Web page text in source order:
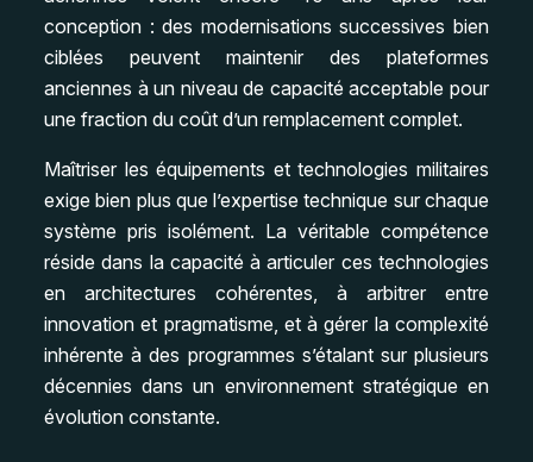
conception : des modernisations successives bien
ciblées peuvent maintenir des plateformes
anciennes à un niveau de capacité acceptable pour
une fraction du coût d’un remplacement complet.
Maîtriser les équipements et technologies militaires
exige bien plus que l’expertise technique sur chaque
système pris isolément. La véritable compétence
réside dans la capacité à articuler ces technologies
en architectures cohérentes, à arbitrer entre
innovation et pragmatisme, et à gérer la complexité
inhérente à des programmes s’étalant sur plusieurs
décennies dans un environnement stratégique en
évolution constante.